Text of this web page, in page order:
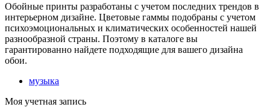
Обойные принты разработаны с учетом последних трендов в
интерьерном дизайне. Цветовые гаммы подобраны с учетом
психоэмоциональных и климатических особенностей нашей
разнообразной страны. Поэтому в каталоге вы
гарантированно найдете подходящие для вашего дизайна
обои.
музыка
Моя учетная запись